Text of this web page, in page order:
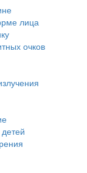
лица
очков